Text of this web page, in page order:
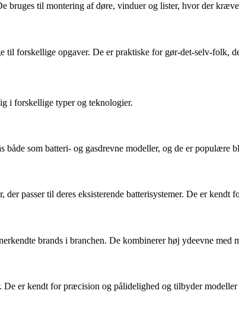
til montering af døre, vinduer og lister, hvor der
til forskellige opgaver. De er praktiske for gør-det-selv-folk,
i forskellige typer og teknologier.
som batteri- og gasdrevne modeller, og de er populære
passer til deres eksisterende batterisystemer. De er kendt
brands i branchen. De kombinerer høj ydeevne med
er kendt for præcision og pålidelighed og tilbyder